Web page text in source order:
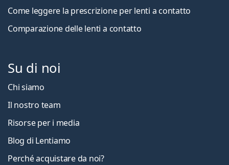
Come leggere la prescrizione per lenti a contatto
Comparazione delle lenti a contatto
Su di noi
Chi siamo
Il nostro team
Risorse per i media
Blog di Lentiamo
Perché acquistare da noi?